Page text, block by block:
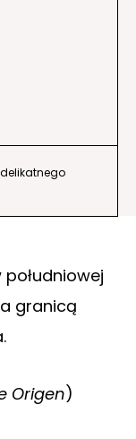
delikatnego
południowej
granicą
Origen)